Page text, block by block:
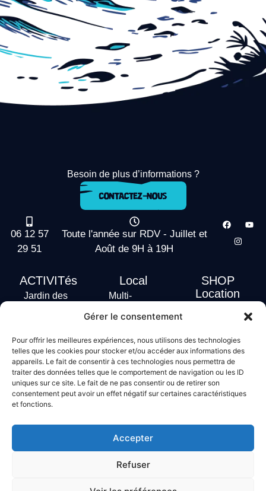
Gérer le consentement
Pour offrir les meilleures expériences, nous utilisons des technologies
telles que les cookies pour stocker et/ou accéder aux informations des
appareils. Le fait de consentir à ces technologies nous permettra de
traiter des données telles que le comportement de navigation ou les ID
uniques sur ce site. Le fait de ne pas consentir ou de retirer son
consentement peut avoir un effet négatif sur certaines caractéristiques
et fonctions.
Accepter
Refuser
Besoin de plus d’informations ?
06 12 57
29 51
Toute l'année sur RDV - Juillet et
Août de 9H à 19H
ACTIVITés
Jardin des
Stand Up
Paddle
Bodyboard
Local
Multi-
Hébergement
SHOP
Location
Politique de confidentialité